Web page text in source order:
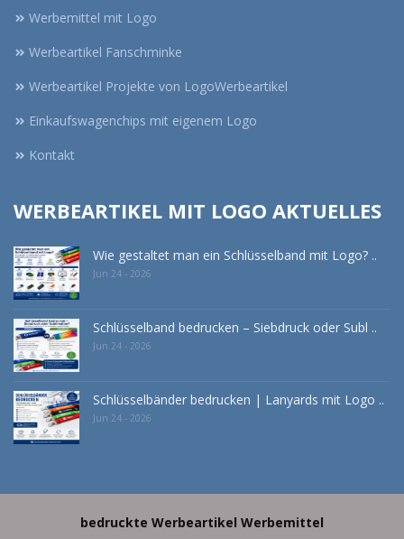
Werbemittel mit Logo
Werbeartikel Fanschminke
Werbeartikel Projekte von LogoWerbeartikel
Einkaufswagenchips mit eigenem Logo
Kontakt
WERBEARTIKEL MIT LOGO AKTUELLES
Wie gestaltet man ein Schlüsselband mit Logo? ..
Jun 24 - 2026
Schlüsselband bedrucken – Siebdruck oder Subl ..
Jun 24 - 2026
Schlüsselbänder bedrucken | Lanyards mit Logo ..
Jun 24 - 2026
bedruckte Werbeartikel Werbemittel